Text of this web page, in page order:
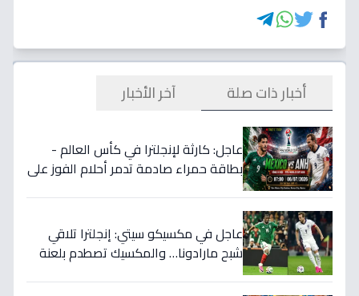
أخبار ذات صلة آخر الأخبار
عاجل: كارثة لإنجلترا في كأس العالم -
بطاقة حمراء صادمة تدمر أحلام الفوز على
عاجل في مكسيكو سيتي: إنجلترا تلاقي
شبح مارادونا… والمكسيك تصطدم بلعنة